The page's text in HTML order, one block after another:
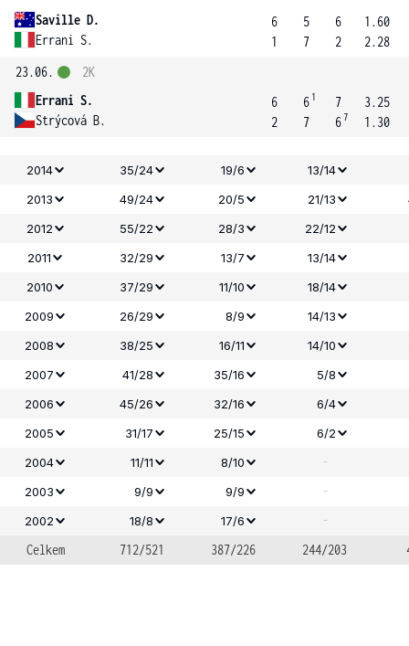
Saville D.
Errani S.
6
1
5
7
6
2
1.60
2.28
23.06.
Errani S.
Strýcová B.
2K
6
2
6 1
7
7
67
3.25
1.30
2014 35/24 19/6
13/14
2013
49/24 20/5 21/13
2012
55/22 28/3
22/12
2011
32/29 13/7 13/14
2010
37/29 11/10 18/14
2009
26/29 8/9 14/13
2008
38/25 16/11 14/10
2007
41/28 35/16
5/8
2006
45/26 32/16 6/4
2005
31/17 25/15
6/2
2004
11/11 8/10 -
2003 9/9 9/9 -
2002 18/8 17/6
-
Celkem
712/521 387/226 244/203